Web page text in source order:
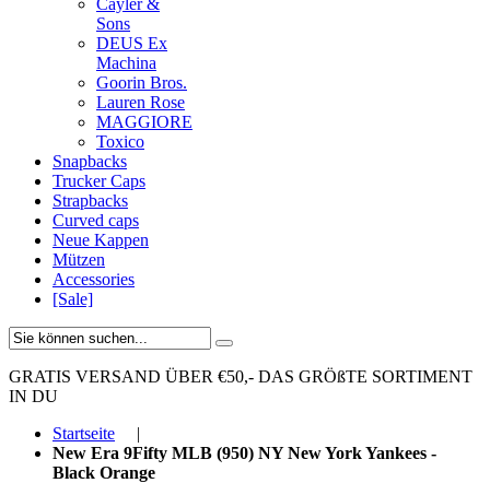
Cayler &
Sons
DEUS Ex
Machina
Goorin Bros.
Lauren Rose
MAGGIORE
Toxico
Snapbacks
Trucker Caps
Strapbacks
Curved caps
Neue Kappen
Mützen
Accessories
[Sale]
GRATIS VERSAND ÜBER €50,- DAS GRÖßTE SORTIMENT
IN DU
Startseite
|
New Era 9Fifty MLB (950) NY New York Yankees -
Black Orange